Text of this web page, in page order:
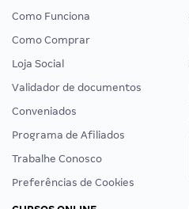
Como Funciona
Como Comprar
Loja Social
Validador de documentos
Conveniados
Programa de Afiliados
Trabalhe Conosco
Preferências de Cookies